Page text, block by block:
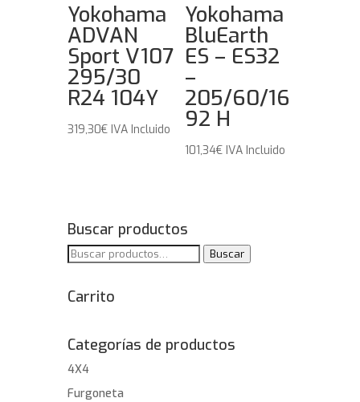
Yokohama
ADVAN
Sport V107
295/30
R24 104Y
319,30€ IVA Incluido
Yokohama
BluEarth
ES – ES32
–
205/60/16
92 H
101,34€ IVA Incluido
Buscar productos
Buscar
Buscar
Carrito
Categorías de productos
4X4
Furgoneta